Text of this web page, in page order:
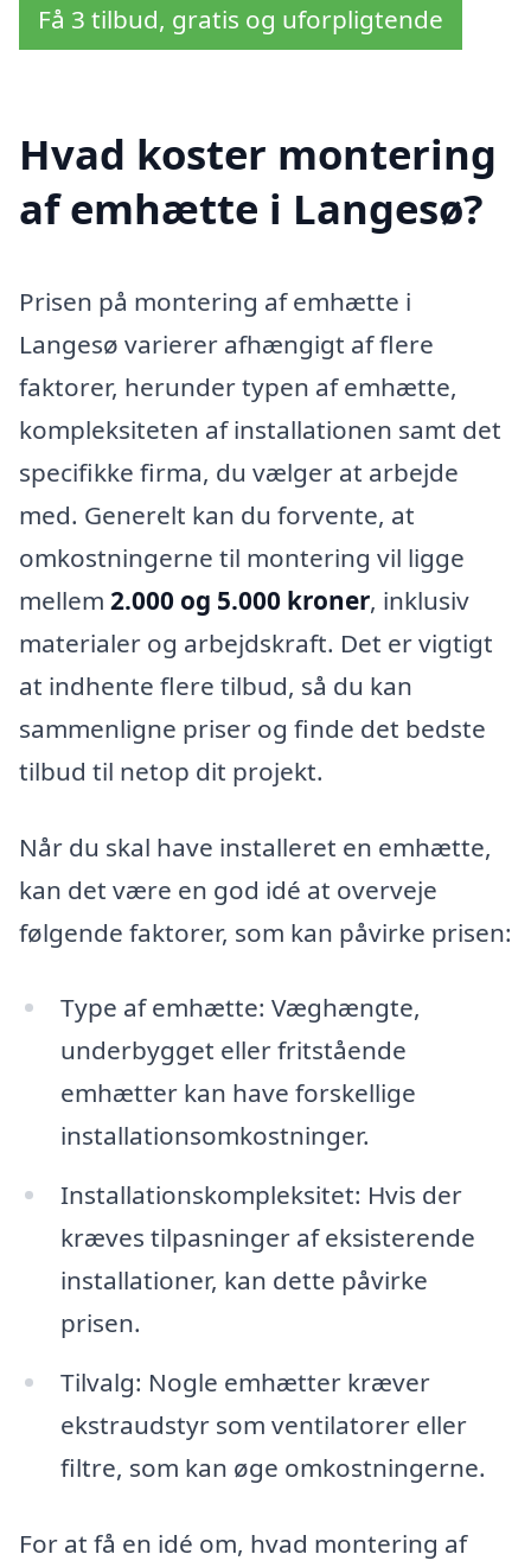
Få 3 tilbud, gratis og uforpligtende
Hvad koster montering
af emhætte i Langesø?
Prisen på montering af emhætte i
Langesø varierer afhængigt af flere
faktorer, herunder typen af emhætte,
kompleksiteten af installationen samt det
specifikke firma, du vælger at arbejde
med. Generelt kan du forvente, at
omkostningerne til montering vil ligge
mellem 2.000 og 5.000 kroner, inklusiv
materialer og arbejdskraft. Det er vigtigt
at indhente flere tilbud, så du kan
sammenligne priser og finde det bedste
tilbud til netop dit projekt.
Når du skal have installeret en emhætte,
kan det være en god idé at overveje
følgende faktorer, som kan påvirke prisen:
Type af emhætte: Væghængte,
underbygget eller fritstående
emhætter kan have forskellige
installationsomkostninger.
Installationskompleksitet: Hvis der
kræves tilpasninger af eksisterende
installationer, kan dette påvirke
prisen.
Tilvalg: Nogle emhætter kræver
ekstraudstyr som ventilatorer eller
filtre, som kan øge omkostningerne.
For at få en idé om, hvad montering af